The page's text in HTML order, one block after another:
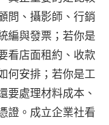
問、攝影師、行銷
編與發票；若你是
看店面租約、收款
何安排；若你是工
要處理材料成本、
證。成立企業社看